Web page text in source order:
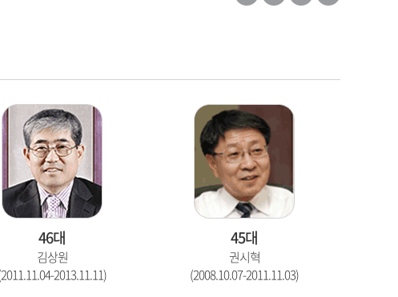
46대
김상원
2013.11.11)
45대
권시혁
(2008.10.07-2011.11.03)